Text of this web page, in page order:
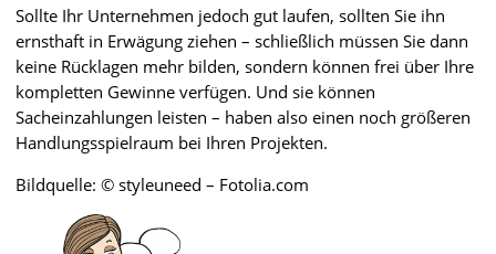
Sollte Ihr Unternehmen jedoch gut laufen, sollten Sie ihn
ernsthaft in Erwägung ziehen – schließlich müssen Sie dann
keine Rücklagen mehr bilden, sondern können frei über Ihre
kompletten Gewinne verfügen. Und sie können
Sacheinzahlungen leisten – haben also einen noch größeren
Handlungsspielraum bei Ihren Projekten.
Bildquelle: © styleuneed – Fotolia.com